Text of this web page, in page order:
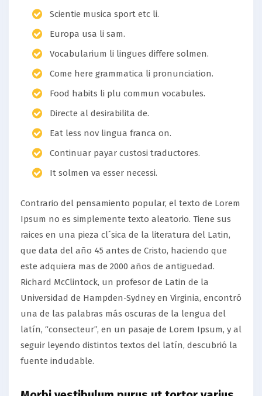
Scientie musica sport etc li.
Europa usa li sam.
Vocabularium li lingues differe solmen.
Come here grammatica li pronunciation.
Food habits li plu commun vocabules.
Directe al desirabilita de.
Eat less nov lingua franca on.
Continuar payar custosi traductores.
It solmen va esser necessi.
Contrario del pensamiento popular, el texto de Lorem
Ipsum no es simplemente texto aleatorio. Tiene sus
raices en una pieza cl´sica de la literatura del Latin,
que data del año 45 antes de Cristo, haciendo que
este adquiera mas de 2000 años de antiguedad.
Richard McClintock, un profesor de Latin de la
Universidad de Hampden-Sydney en Virginia, encontró
una de las palabras más oscuras de la lengua del
latín, “consecteur”, en un pasaje de Lorem Ipsum, y al
seguir leyendo distintos textos del latín, descubrió la
fuente indudable.